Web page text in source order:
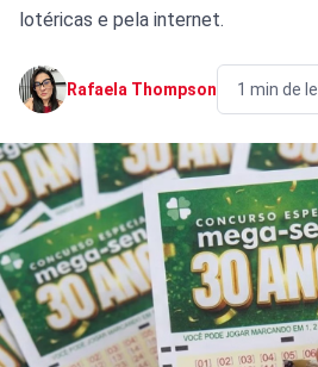
lotéricas e pela internet.
Rafaela Thompson 1 min de